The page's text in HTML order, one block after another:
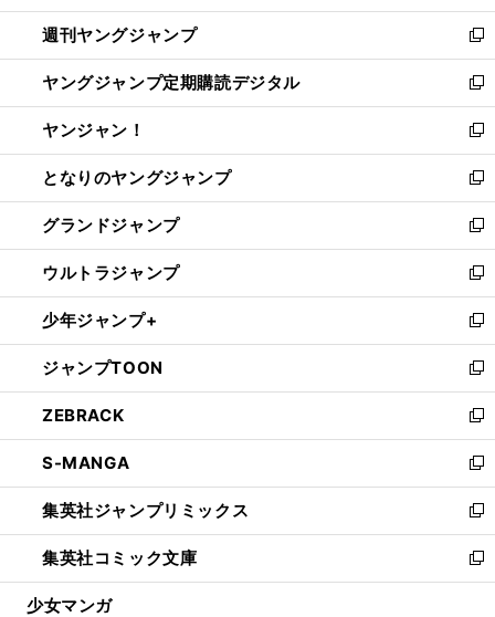
開
く
ウ
で
開
く
ン
ド
ウ
で
開
く
ウ
ィ
ン
ド
ウ
で
開
く
週刊ヤングジャンプ
新
し
い
ウ
ィ
ン
ド
ウ
で
開
く
ヤングジャンプ定期購読デジタル
新
し
い
ウ
ィ
ン
ド
ウ
で
開
く
ヤンジャン！
新
し
い
ウ
ィ
ン
ド
ウ
で
開
く
となりのヤングジャンプ
新
し
い
ウ
ィ
ン
ド
ウ
で
開
く
グランドジャンプ
新
し
い
ウ
ィ
ン
ド
ウ
で
開
く
ウルトラジャンプ
新
し
い
ウ
ィ
ン
ド
ウ
で
開
く
少年ジャンプ+
新
し
い
ウ
ィ
ン
ド
ウ
で
開
く
ジャンプTOON
新
し
い
ウ
ィ
ン
ド
ウ
で
開
ZEBRACK
新
し
い
ウ
ィ
ン
ド
ウ
S-MANGA
新
し
い
ウ
ィ
ン
集英社ジャンプリミックス
新
し
い
ウ
集英社コミック文庫
新
し
少女マンガ